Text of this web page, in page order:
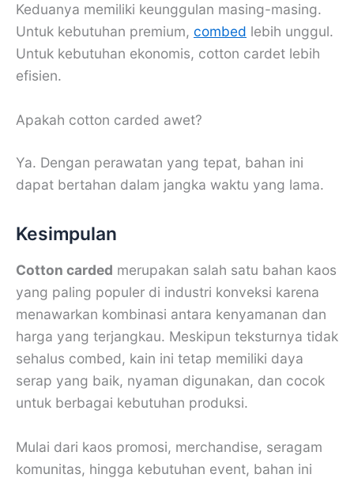
Keduanya memiliki keunggulan masing-masing.
Untuk kebutuhan premium, combed lebih unggul.
Untuk kebutuhan ekonomis, cotton cardet lebih
efisien.
Apakah cotton carded awet?
Ya. Dengan perawatan yang tepat, bahan ini
dapat bertahan dalam jangka waktu yang lama.
Kesimpulan
Cotton carded merupakan salah satu bahan kaos
yang paling populer di industri konveksi karena
menawarkan kombinasi antara kenyamanan dan
harga yang terjangkau. Meskipun teksturnya tidak
sehalus combed, kain ini tetap memiliki daya
serap yang baik, nyaman digunakan, dan cocok
untuk berbagai kebutuhan produksi.
Mulai dari kaos promosi, merchandise, seragam
komunitas, hingga kebutuhan event, bahan ini